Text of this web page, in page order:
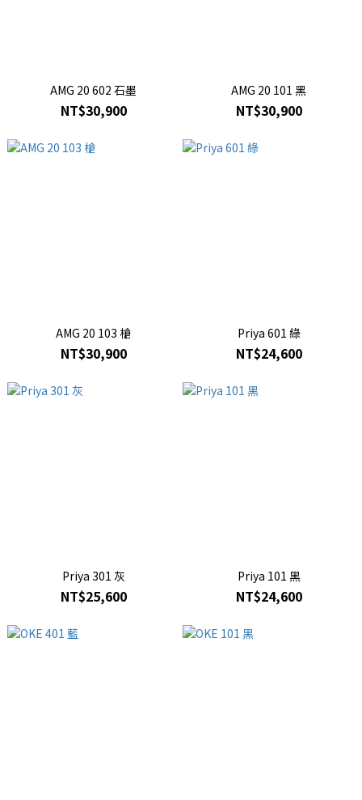
AMG 20 602 石墨
NT$30,900
AMG 20 101 黑
NT$30,900
AMG 20 103 槍
NT$30,900
Priya 601 綠
NT$24,600
Priya 301 灰
NT$25,600
Priya 101 黑
NT$24,600